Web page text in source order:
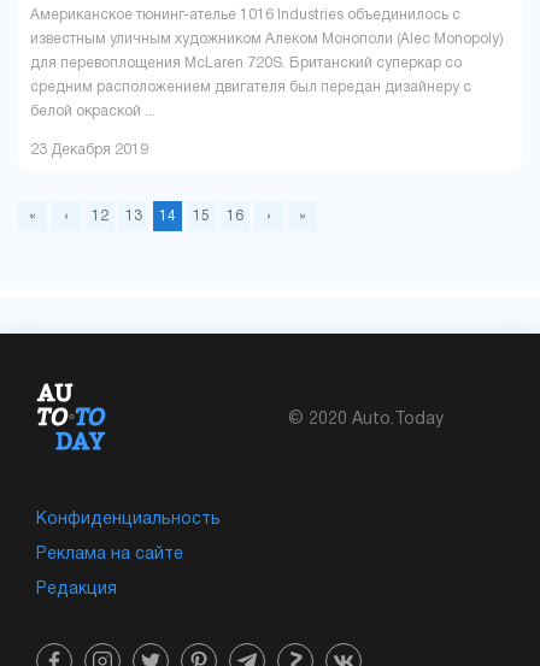
Американское тюнинг-ателье 1016 Industries объединилось с
известным уличным художником Алеком Монополи (Alec Monopoly)
для перевоплощения McLaren 720S. Британский суперкар со
средним расположением двигателя был передан дизайнеру с
белой окраской ...
23 Декабря 2019
« ‹ 12 13 14 15 16 › »
© 2020 Auto.Today
Конфиденциальность
Реклама на сайте
Редакция